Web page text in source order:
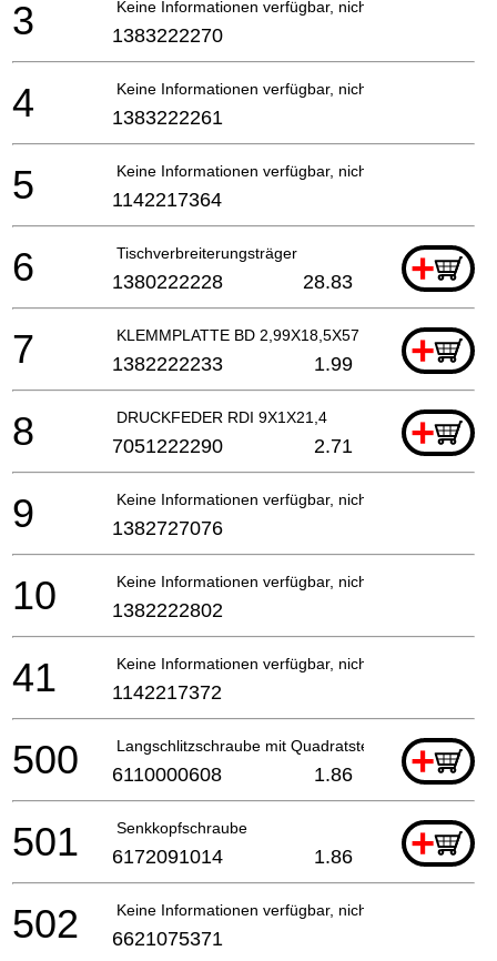
Keine Informationen verfügbar, nicht bestellbar
3 1383222270
Keine Informationen verfügbar, nicht bestellbar
4 1383222261
Keine Informationen verfügbar, nicht bestellbar
5 1142217364
Tischverbreiterungsträger +
6 1380222228 28.83
KLEMMPLATTE BD 2,99X18,5X57 +
7 1382222233 1.99
DRUCKFEDER RDI 9X1X21,4 +
8 7051222290 2.71
Keine Informationen verfügbar, nicht bestellbar
9 1382727076
Keine Informationen verfügbar, nicht bestellbar
10 1382222802
Keine Informationen verfügbar, nicht bestellbar
41 1142217372
Langschlitzschraube mit Quadratsteckplatz+
500 6110000608 1.86
Senkkopfschraube +
501 6172091014 1.86
Keine Informationen verfügbar, nicht bestellbar
502 6621075371